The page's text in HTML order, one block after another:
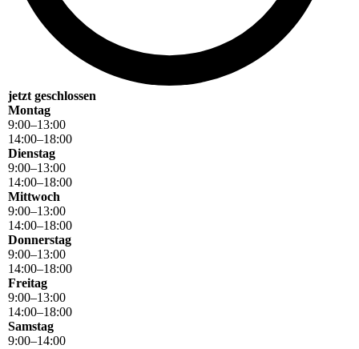
jetzt geschlossen
Montag
9:00–13:00
14:00–18:00
Dienstag
9:00–13:00
14:00–18:00
Mittwoch
9:00–13:00
14:00–18:00
Donnerstag
9:00–13:00
14:00–18:00
Freitag
9:00–13:00
14:00–18:00
Samstag
9:00–14:00